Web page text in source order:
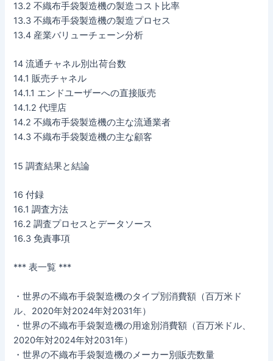
13.2 不織布手袋製造機の製造コスト比率
13.3 不織布手袋製造機の製造プロセス
13.4 産業バリューチェーン分析
14 流通チャネル別出荷台数
14.1 販売チャネル
14.1.1 エンドユーザーへの直接販売
14.1.2 代理店
14.2 不織布手袋製造機の主な流通業者
14.3 不織布手袋製造機の主な顧客
15 調査結果と結論
16 付録
16.1 調査方法
16.2 調査プロセスとデータソース
16.3 免責事項
*** 表一覧 ***
・世界の不織布手袋製造機のタイプ別消費額（百万米ド
ル、2020年対2024年対2031年）
・世界の不織布手袋製造機の用途別消費額（百万米ドル、
2020年対2024年対2031年）
・世界の不織布手袋製造機のメーカー別販売数量